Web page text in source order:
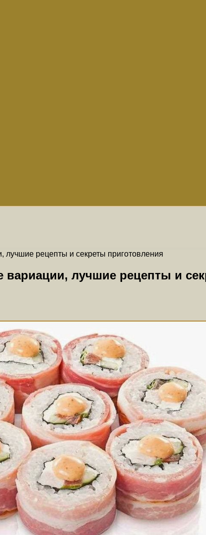
рецепты и секреты приготовления
лучшие рецепты и